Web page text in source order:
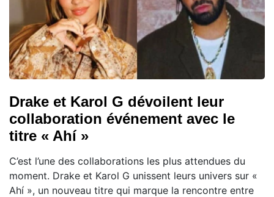
Drake et Karol G dévoilent leur
collaboration événement avec le
titre « Ahí »
C’est l’une des collaborations les plus attendues du
moment. Drake et Karol G unissent leurs univers sur «
Ahí », un nouveau titre qui marque la rencontre entre